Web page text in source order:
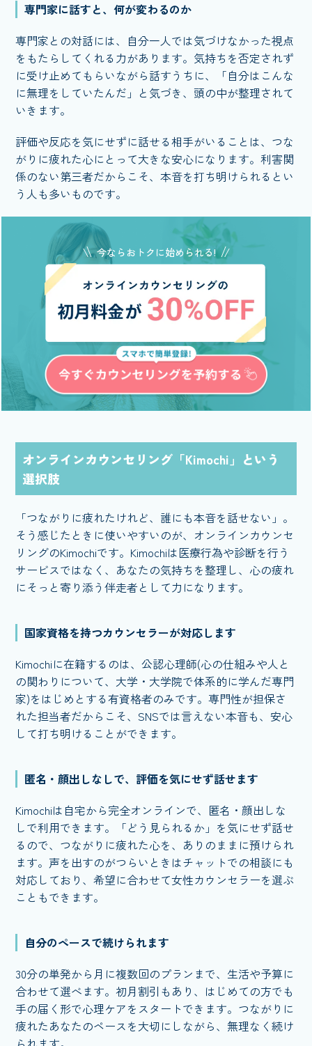
専門家に話すと、何が変わるのか
専門家との対話には、自分一人では気づけなかった視点
をもたらしてくれる力があります。気持ちを否定されず
に受け止めてもらいながら話すうちに、「自分はこんな
に無理をしていたんだ」と気づき、頭の中が整理されて
いきます。
評価や反応を気にせずに話せる相手がいることは、つな
がりに疲れた心にとって大きな安心になります。利害関
係のない第三者だからこそ、本音を打ち明けられるとい
う人も多いものです。
今ならおトクに始められる!
オンラインカウンセリング「Kimochi」という
選択肢
「つながりに疲れたけれど、誰にも本音を話せない」。
そう感じたときに使いやすいのが、オンラインカウンセ
リングのKimochiです。Kimochiは医療行為や診断を行う
サービスではなく、あなたの気持ちを整理し、心の疲れ
にそっと寄り添う伴走者として力になります。
国家資格を持つカウンセラーが対応します
Kimochiに在籍するのは、公認心理師(心の仕組みや人と
の関わりについて、大学・大学院で体系的に学んだ専門
家)をはじめとする有資格者のみです。専門性が担保さ
れた担当者だからこそ、SNSでは言えない本音も、安心
して打ち明けることができます。
匿名・顔出しなしで、評価を気にせず話せます
Kimochiは自宅から完全オンラインで、匿名・顔出しな
しで利用できます。「どう見られるか」を気にせず話せ
るので、つながりに疲れた心を、ありのままに預けられ
ます。声を出すのがつらいときはチャットでの相談にも
対応しており、希望に合わせて女性カウンセラーを選ぶ
こともできます。
自分のペースで続けられます
30分の単発から月に複数回のプランまで、生活や予算に
合わせて選べます。初月割引もあり、はじめての方でも
手の届く形で心理ケアをスタートできます。つながりに
疲れたあなたのペースを大切にしながら、無理なく続け